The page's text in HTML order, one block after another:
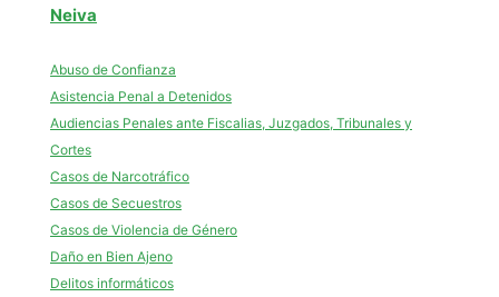
Neiva
Abuso de Confianza
Asistencia Penal a Detenidos
Audiencias Penales ante Fiscalias, Juzgados, Tribunales y
Cortes
Casos de Narcotráfico
Casos de Secuestros
Casos de Violencia de Género
Daño en Bien Ajeno
Delitos informáticos